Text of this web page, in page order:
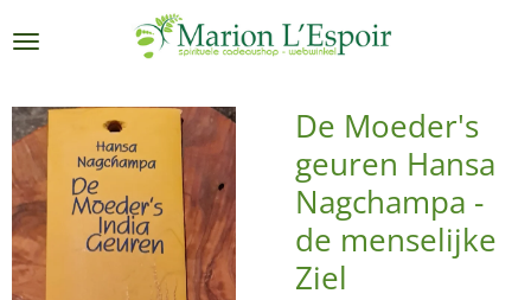
direct
de
hoofdinhoud
De Moeder's
geuren Hansa
Nagchampa -
de menselijke
Ziel